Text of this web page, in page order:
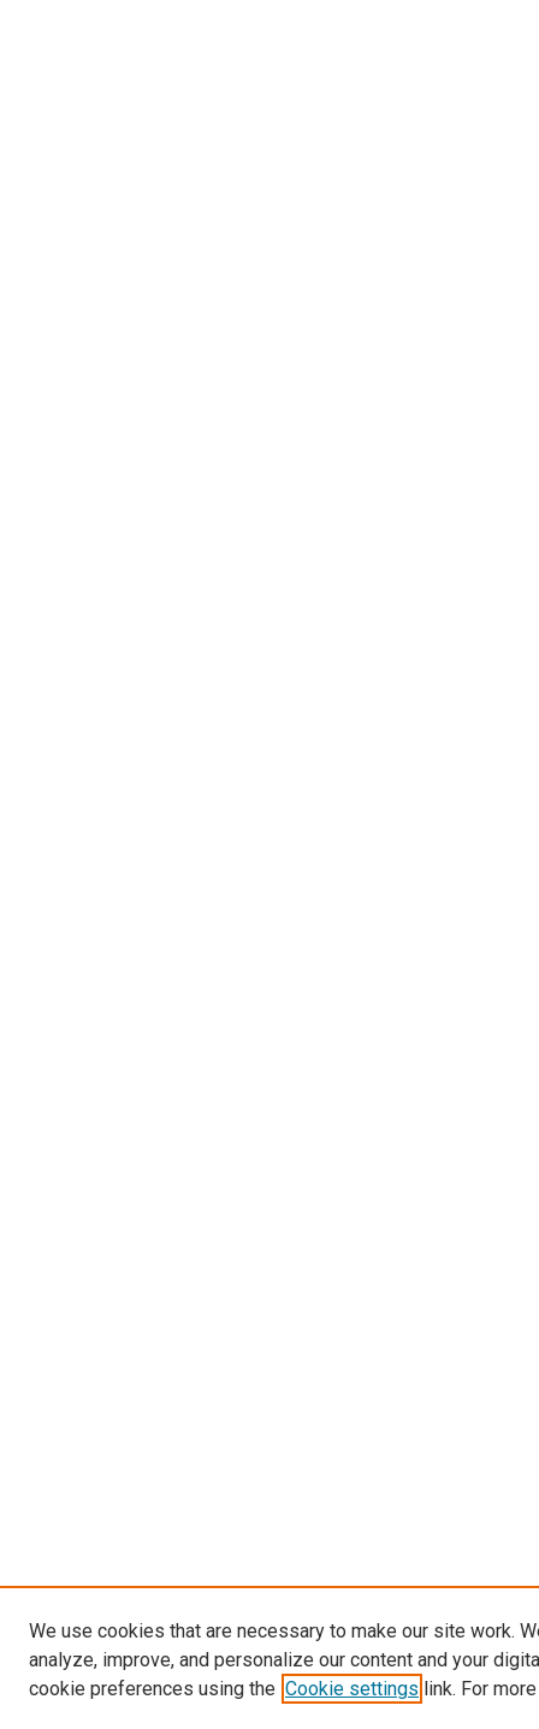
We use cookies that are necessary to make our site work.
analyze, improve, and personalize our content and your
cookie preferences using the Cookie settings link. For